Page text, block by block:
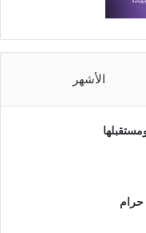
الأشهر